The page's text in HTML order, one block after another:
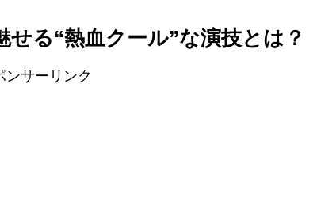
る“熱血クール”な演技とは？
ンサーリンク